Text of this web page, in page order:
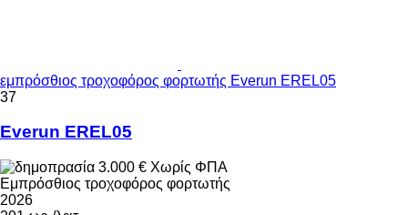
εμπρόσθιος τροχοφόρος φορτωτής Everun EREL05
37
Everun EREL05
3.000 € Χωρίς ΦΠΑ
Εμπρόσθιος τροχοφόρος φορτωτής
2026